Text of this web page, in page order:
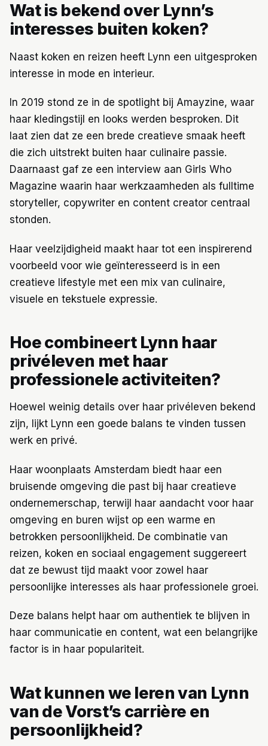
Wat is bekend over Lynn’s
interesses buiten koken?
Naast koken en reizen heeft Lynn een uitgesproken
interesse in mode en interieur.
In 2019 stond ze in de spotlight bij Amayzine, waar
haar kledingstijl en looks werden besproken. Dit
laat zien dat ze een brede creatieve smaak heeft
die zich uitstrekt buiten haar culinaire passie.
Daarnaast gaf ze een interview aan Girls Who
Magazine waarin haar werkzaamheden als fulltime
storyteller, copywriter en content creator centraal
stonden.
Haar veelzijdigheid maakt haar tot een inspirerend
voorbeeld voor wie geïnteresseerd is in een
creatieve lifestyle met een mix van culinaire,
visuele en tekstuele expressie.
Hoe combineert Lynn haar
privéleven met haar
professionele activiteiten?
Hoewel weinig details over haar privéleven bekend
zijn, lijkt Lynn een goede balans te vinden tussen
werk en privé.
Haar woonplaats Amsterdam biedt haar een
bruisende omgeving die past bij haar creatieve
ondernemerschap, terwijl haar aandacht voor haar
omgeving en buren wijst op een warme en
betrokken persoonlijkheid. De combinatie van
reizen, koken en sociaal engagement suggereert
dat ze bewust tijd maakt voor zowel haar
persoonlijke interesses als haar professionele groei.
Deze balans helpt haar om authentiek te blijven in
haar communicatie en content, wat een belangrijke
factor is in haar populariteit.
Wat kunnen we leren van Lynn
van de Vorst’s carrière en
persoonlijkheid?